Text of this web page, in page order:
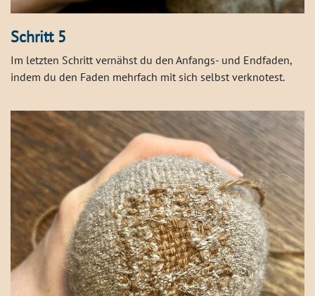
Schritt 5
Im letzten Schritt vernähst du den Anfangs- und Endfaden,
indem du den Faden mehrfach mit sich selbst verknotest.